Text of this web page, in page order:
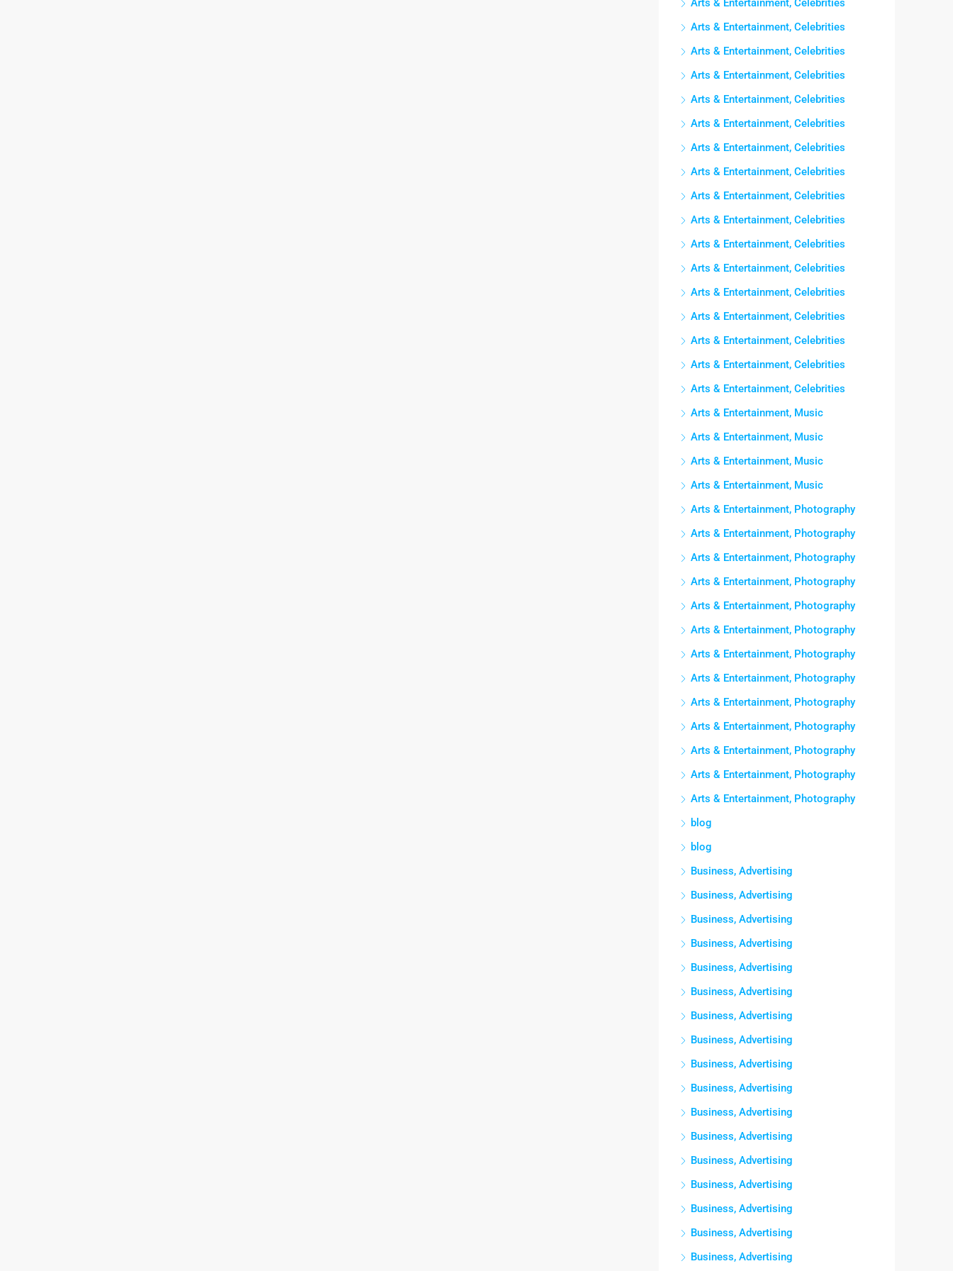
Arts & Entertainment, Celebrities
Arts & Entertainment, Celebrities
Arts & Entertainment, Celebrities
Arts & Entertainment, Celebrities
Arts & Entertainment, Celebrities
Arts & Entertainment, Celebrities
Arts & Entertainment, Celebrities
Arts & Entertainment, Celebrities
Arts & Entertainment, Celebrities
Arts & Entertainment, Celebrities
Arts & Entertainment, Celebrities
Arts & Entertainment, Celebrities
Arts & Entertainment, Celebrities
Arts & Entertainment, Celebrities
Arts & Entertainment, Celebrities
Arts & Entertainment, Celebrities
Arts & Entertainment, Celebrities
Arts & Entertainment, Music
Arts & Entertainment, Music
Arts & Entertainment, Music
Arts & Entertainment, Music
Arts & Entertainment, Photography
Arts & Entertainment, Photography
Arts & Entertainment, Photography
Arts & Entertainment, Photography
Arts & Entertainment, Photography
Arts & Entertainment, Photography
Arts & Entertainment, Photography
Arts & Entertainment, Photography
Arts & Entertainment, Photography
Arts & Entertainment, Photography
Arts & Entertainment, Photography
Arts & Entertainment, Photography
Arts & Entertainment, Photography
blog
blog
Business, Advertising
Business, Advertising
Business, Advertising
Business, Advertising
Business, Advertising
Business, Advertising
Business, Advertising
Business, Advertising
Business, Advertising
Business, Advertising
Business, Advertising
Business, Advertising
Business, Advertising
Business, Advertising
Business, Advertising
Business, Advertising
Business, Advertising